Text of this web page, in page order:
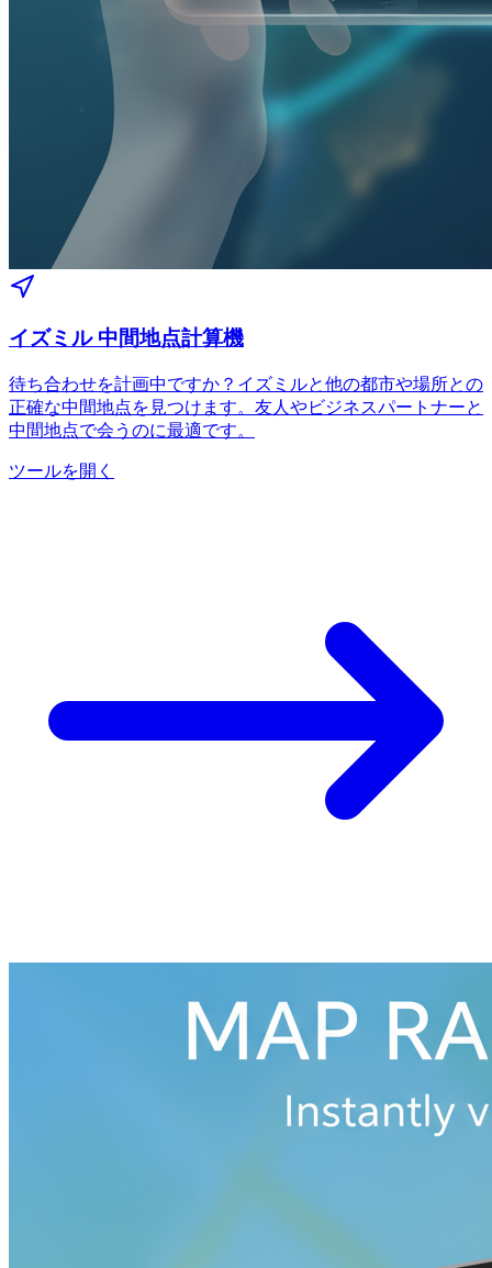
イズミル 中間地点計算機
待ち合わせを計画中ですか？イズミルと他の都市や場所との
正確な中間地点を見つけます。友人やビジネスパートナーと
中間地点で会うのに最適です。
ツールを開く